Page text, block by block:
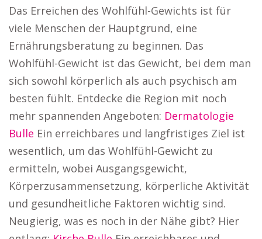
Das Erreichen des Wohlfühl-Gewichts ist für
viele Menschen der Hauptgrund, eine
Ernährungsberatung zu beginnen. Das
Wohlfühl-Gewicht ist das Gewicht, bei dem man
sich sowohl körperlich als auch psychisch am
besten fühlt. Entdecke die Region mit noch
mehr spannenden Angeboten: Dermatologie
Bulle Ein erreichbares und langfristiges Ziel ist
wesentlich, um das Wohlfühl-Gewicht zu
ermitteln, wobei Ausgangsgewicht,
Körperzusammensetzung, körperliche Aktivität
und gesundheitliche Faktoren wichtig sind.
Neugierig, was es noch in der Nähe gibt? Hier